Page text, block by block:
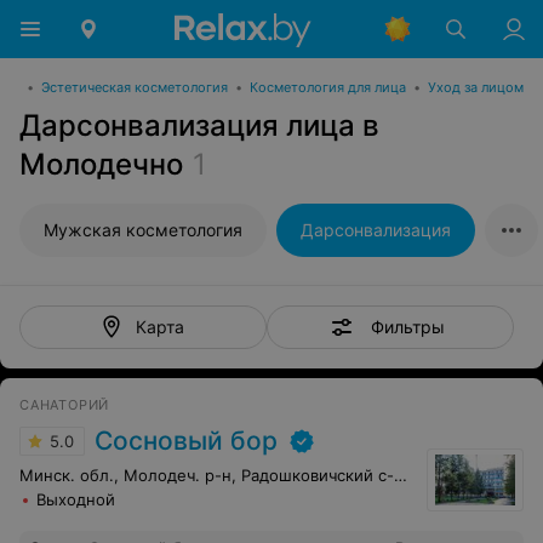
• Эстетическая косметология • Косметология для лица • Уход за лицом
Дарсонвализация лица в
Молодечно 1
Мужская косметология Дарсонвализация
Карта Фильтры
САНАТОРИЙ
5.0 Сосновый бор
Минск. обл., Молодеч. р-н, Радошковичский c-с, 1
Выходной